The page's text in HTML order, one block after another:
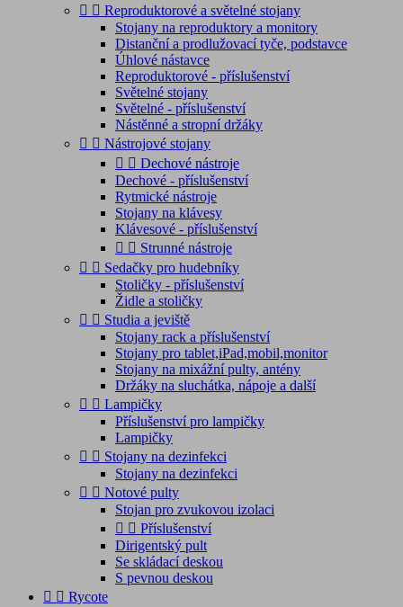
  Reproduktorové a světelné stojany
Stojany na reproduktory a monitory
Distanční a prodlužovací tyče, podstavce
Úhlové nástavce
Reproduktorové - příslušenství
Světelné stojany
Světelné - příslušenství
Nástěnné a stropní držáky
  Nástrojové stojany
  Dechové nástroje
Dechové - příslušenství
Rytmické nástroje
Stojany na klávesy
Klávesové - příslušenství
  Strunné nástroje
  Sedačky pro hudebníky
Stoličky - příslušenství
Židle a stoličky
  Studia a jeviště
Stojany rack a příslušenství
Stojany pro tablet,iPad,mobil,monitor
Stojany na mixážní pulty, antény
Držáky na sluchátka, nápoje a další
  Lampičky
Příslušenství pro lampičky
Lampičky
  Stojany na dezinfekci
Stojany na dezinfekci
  Notové pulty
Stojan pro zvukovou izolaci
  Příslušenství
Dirigentský pult
Se skládací deskou
S pevnou deskou
  Rycote